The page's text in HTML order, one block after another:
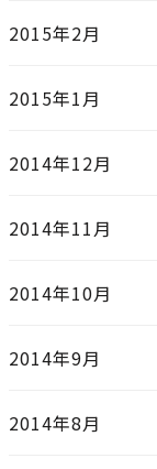
2015年2月
2015年1月
2014年12月
2014年11月
2014年10月
2014年9月
2014年8月